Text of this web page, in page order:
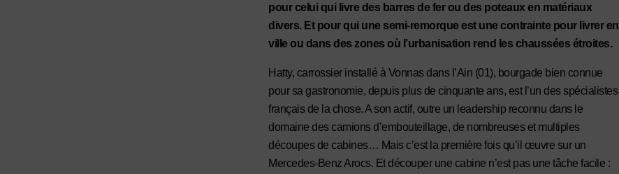
pour celui qui livre des barres de fer ou des poteaux en matériaux
divers. Et pour qui une semi-remorque est une contrainte pour livrer en
ville ou dans des zones où l’urbanisation rend les chaussées étroites.
Hatty, carrossier installé à Vonnas dans l’Ain (01), bourgade bien connue
pour sa gastronomie, depuis plus de cinquante ans, est l’un des spécialistes
français de la chose. A son actif, outre un leadership reconnu dans le
domaine des camions d’embouteillage, de nombreuses et multiples
découpes de cabines… Mais c’est la première fois qu’il œuvre sur un
Mercedes-Benz Arocs. Et découper une cabine n’est pas une tâche facile :